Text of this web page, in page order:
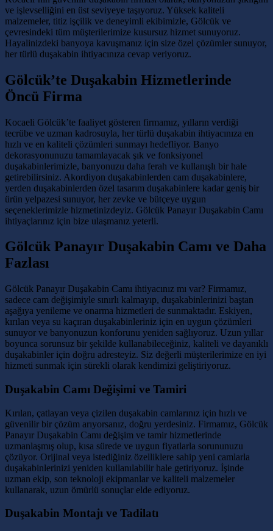
ve işlevselliğini en üst seviyeye taşıyoruz. Yüksek kaliteli
malzemeler, titiz işçilik ve deneyimli ekibimizle, Gölcük ve
çevresindeki tüm müşterilerimize kusursuz hizmet sunuyoruz.
Hayalinizdeki banyoya kavuşmanız için size özel çözümler sunuyor,
her türlü duşakabin ihtiyacınıza cevap veriyoruz.
Gölcük’te Duşakabin Hizmetlerinde
Öncü Firma
Kocaeli Gölcük’te faaliyet gösteren firmamız, yılların verdiği
tecrübe ve uzman kadrosuyla, her türlü duşakabin ihtiyacınıza en
hızlı ve en kaliteli çözümleri sunmayı hedefliyor. Banyo
dekorasyonunuzu tamamlayacak şık ve fonksiyonel
duşakabinlerimizle, banyonuzu daha ferah ve kullanışlı bir hale
getirebilirsiniz. Akordiyon duşakabinlerden cam duşakabinlere,
yerden duşakabinlerden özel tasarım duşakabinlere kadar geniş bir
ürün yelpazesi sunuyor, her zevke ve bütçeye uygun
seçeneklerimizle hizmetinizdeyiz. Gölcük Panayır Duşakabin Camı
ihtiyaçlarınız için bize ulaşmanız yeterli.
Gölcük Panayır Duşakabin Camı ve Daha
Fazlası
Gölcük Panayır Duşakabin Camı ihtiyacınız mı var? Firmamız,
sadece cam değişimiyle sınırlı kalmayıp, duşakabinlerinizi baştan
aşağıya yenileme ve onarma hizmetleri de sunmaktadır. Eskiyen,
kırılan veya su kaçıran duşakabinleriniz için en uygun çözümleri
sunuyor ve banyonuzun konforunu yeniden sağlıyoruz. Uzun yıllar
boyunca sorunsuz bir şekilde kullanabileceğiniz, kaliteli ve dayanıklı
duşakabinler için doğru adresteyiz. Siz değerli müşterilerimize en iyi
hizmeti sunmak için sürekli olarak kendimizi geliştiriyoruz.
Duşakabin Camı Değişimi ve Tamiri
Kırılan, çatlayan veya çizilen duşakabin camlarınız için hızlı ve
güvenilir bir çözüm arıyorsanız, doğru yerdesiniz. Firmamız, Gölcük
Panayır Duşakabin Camı değişim ve tamir hizmetlerinde
uzmanlaşmış olup, kısa sürede ve uygun fiyatlarla sorununuzu
çözüyor. Orijinal veya istediğiniz özelliklere sahip yeni camlarla
duşakabinlerinizi yeniden kullanılabilir hale getiriyoruz. İşinde
uzman ekip, son teknoloji ekipmanlar ve kaliteli malzemeler
kullanarak, uzun ömürlü sonuçlar elde ediyoruz.
Duşakabin Montajı ve Tadilatı